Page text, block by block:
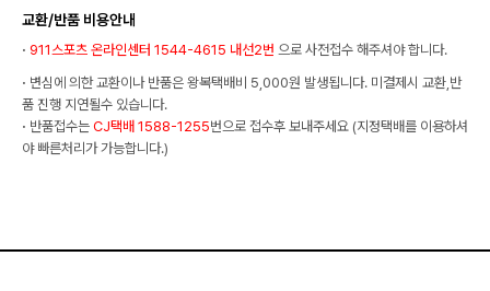
교환/반품 비용안내
· 911스포츠 온라인센터 1544-4615 내선2번 으로 사전접수 해주셔야 합니다.
· 변심에 의한 교환이나 반품은 왕복택배비 5,000원 발생됩니다. 미결제시 교환,반
품 진행 지연될수 있습니다.
· 반품접수는 CJ택배 1588-1255번으로 접수후 보내주세요 (지정택배를 이용하셔
야 빠른처리가 가능합니다.)